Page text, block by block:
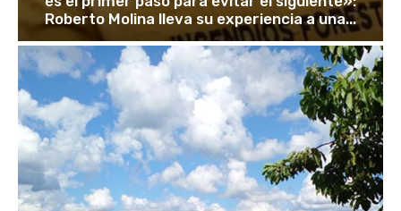
Roberto Molina lleva su experiencia a una...